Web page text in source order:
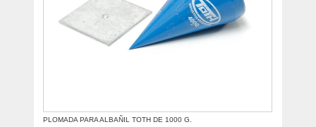
PLOMADA PARA ALBAÑIL TOTH DE 1000 G.